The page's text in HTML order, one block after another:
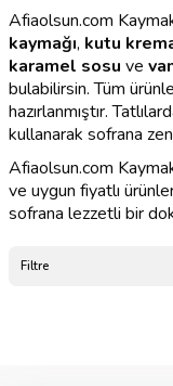
Afiaolsun.com
kaymağı, kutu
karamel sosu ve
bulabilirsin. Tüm
hazırlanmıştır.
kullanarak sofrana
Afiaolsun.com
ve uygun fiyatlı
sofrana lezzetli bir
Filtre